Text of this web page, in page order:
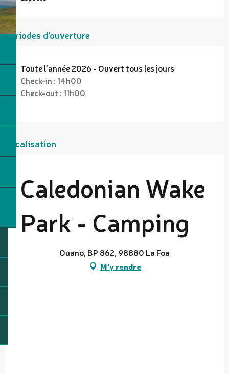
Périodes d'ouverture
Toute l'année 2026 - Ouvert tous les jours
Check-in : 14h00
Check-out : 11h00
Localisation
Caledonian Wake
Park - Camping
Ouano, BP 862, 98880 La Foa
M'y rendre